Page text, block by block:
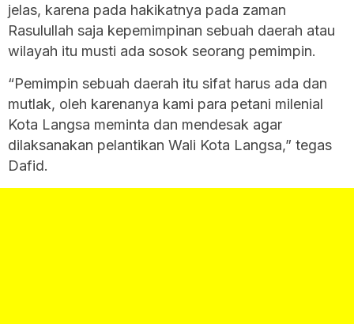
jelas, karena pada hakikatnya pada zaman
Rasulullah saja kepemimpinan sebuah daerah atau
wilayah itu musti ada sosok seorang pemimpin.
“Pemimpin sebuah daerah itu sifat harus ada dan
mutlak, oleh karenanya kami para petani milenial
Kota Langsa meminta dan mendesak agar
dilaksanakan pelantikan Wali Kota Langsa,” tegas
Dafid.